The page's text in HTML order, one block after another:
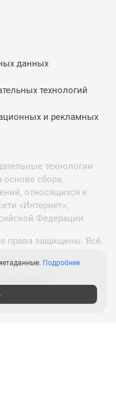
данных
технологий
и рекламных
технологии
сбора,
относящихся к
«Интернет»,
Федерации.
права защищены. Всё,
Подробнее